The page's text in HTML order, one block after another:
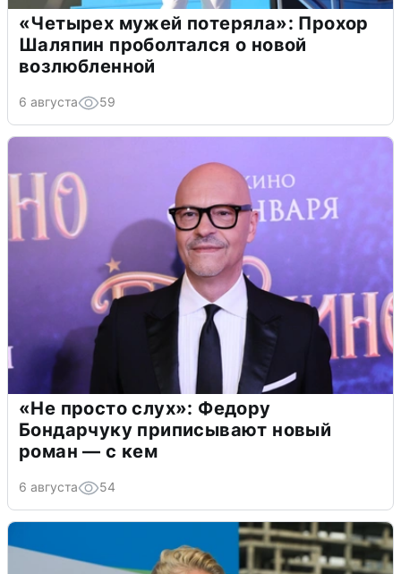
«Четырех мужей потеряла»: Прохор
Шаляпин проболтался о новой
возлюбленной
6 августа 59
«Не просто слух»: Федору
Бондарчуку приписывают новый
роман — с кем
6 августа 54